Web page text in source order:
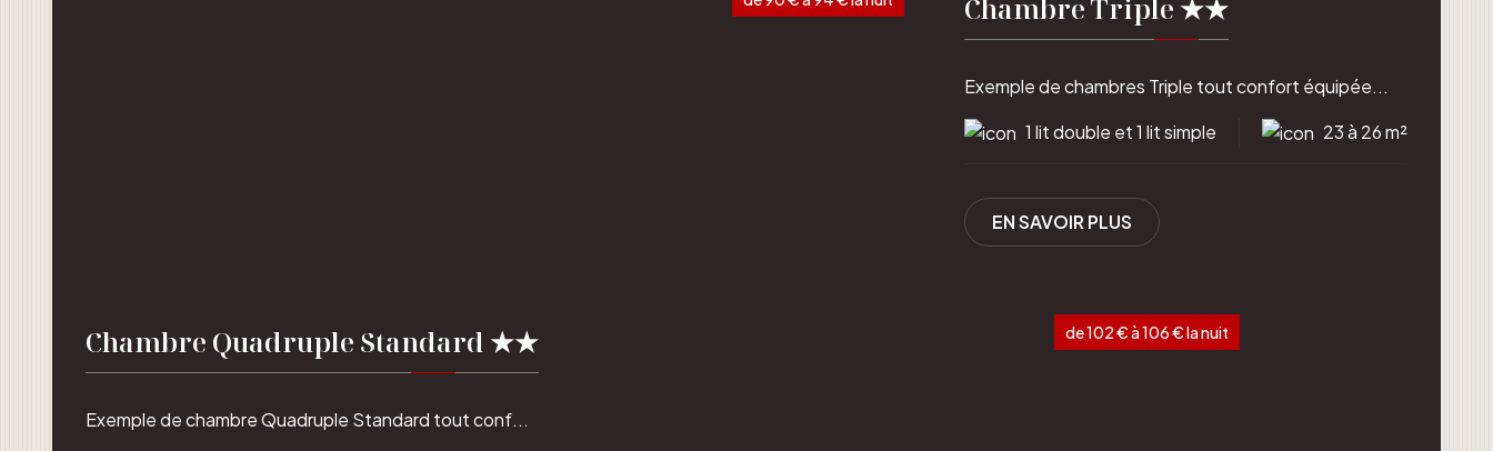
Chambre Triple ★★
Exemple de chambres Triple tout confort équipée...
1 lit double et 1 lit simple
23 à 26 m²
EN SAVOIR PLUS
Chambre Quadruple Standard ★★
Exemple de chambre Quadruple Standard tout conf...
de 102 € à 106 € la nuit